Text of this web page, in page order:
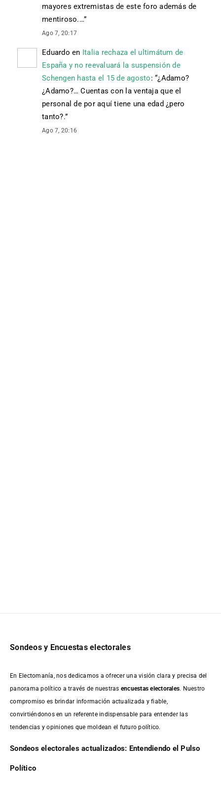
mayores extremistas de este foro además de
mentiroso.…”
Ago 7, 20:17
Eduardo en Italia rechaza el ultimátum de
España y no reevaluará la suspensión de
Schengen hasta el 15 de agosto: “¿Adamo?
¿Adamo?… Cuentas con la ventaja que el
personal de por aquí tiene una edad ¿pero
tanto?.”
Ago 7, 20:16
Sondeos y Encuestas electorales
En Electomanía, nos dedicamos a ofrecer una visión clara y precisa del
panorama político a través de nuestras encuestas electorales. Nuestro
compromiso es brindar información actualizada y fiable,
convirtiéndonos en un referente indispensable para entender las
tendencias y opiniones que moldean el futuro político.
Sondeos electorales actualizados: Entendiendo el Pulso
Político